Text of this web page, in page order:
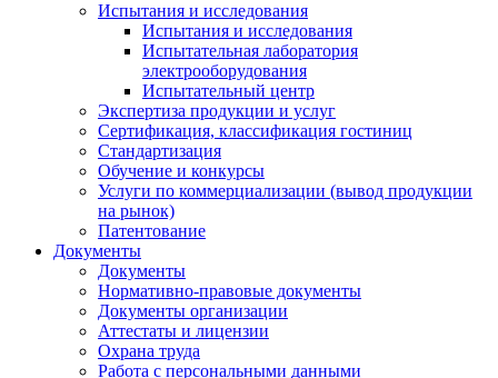
Испытания и исследования
Испытания и исследования
Испытательная лаборатория
электрооборудования
Испытательный центр
Экспертиза продукции и услуг
Сертификация, классификация гостиниц
Стандартизация
Обучение и конкурсы
Услуги по коммерциализации (вывод продукции
на рынок)
Патентование
Документы
Документы
Нормативно-правовые документы
Документы организации
Аттестаты и лицензии
Охрана труда
Работа с персональными данными